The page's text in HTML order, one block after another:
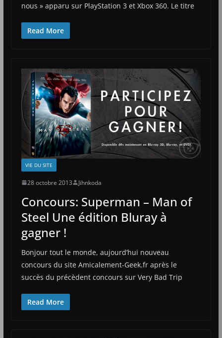
nous » apparu sur PlayStation 3 et Xbox 360. Le titre
Read More
VIE DU SITE
28 octobre 2013 Jihnkoda
Concours: Superman – Man of
Steel Une édition Bluray à
gagner !
Bonjour tout le monde, aujourd’hui nouveau
concours du site Amicalement-Geek.fr après le
succès du précèdent concours sur Very Bad Trip
Read More